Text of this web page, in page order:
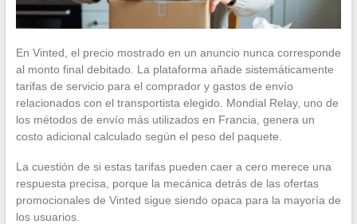
En Vinted, el precio mostrado en un anuncio nunca corresponde
al monto final debitado. La plataforma añade sistemáticamente
tarifas de servicio para el comprador y gastos de envío
relacionados con el transportista elegido. Mondial Relay, uno de
los métodos de envío más utilizados en Francia, genera un
costo adicional calculado según el peso del paquete.
La cuestión de si estas tarifas pueden caer a cero merece una
respuesta precisa, porque la mecánica detrás de las ofertas
promocionales de Vinted sigue siendo opaca para la mayoría de
los usuarios.